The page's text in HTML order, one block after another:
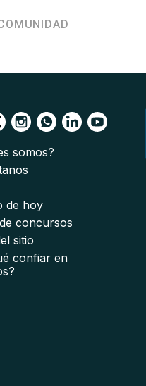
somos?
de hoy
concursos
sitio
confiar en